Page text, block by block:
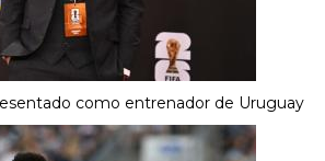
como entrenador de Uruguay